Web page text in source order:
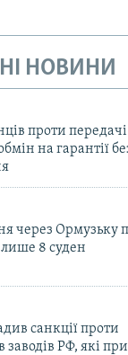
НОВИНИ
проти передачі
на гарантії
через Ормузьку
8 суден
санкції проти
заводів РФ, які